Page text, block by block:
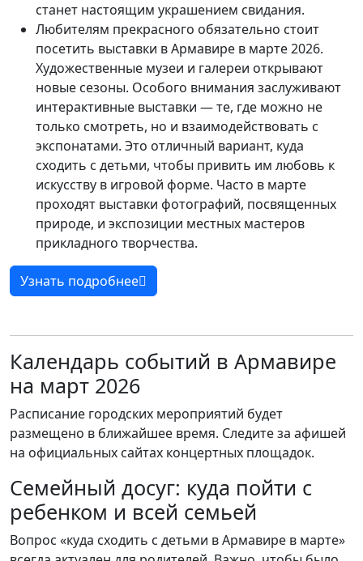
станет настоящим украшением свидания.
Любителям прекрасного обязательно стоит
посетить выставки в Армавире в марте 2026.
Художественные музеи и галереи открывают
новые сезоны. Особого внимания заслуживают
интерактивные выставки — те, где можно не
только смотреть, но и взаимодействовать с
экспонатами. Это отличный вариант, куда
сходить с детьми, чтобы привить им любовь к
искусству в игровой форме. Часто в марте
проходят выставки фотографий, посвященных
природе, и экспозиции местных мастеров
прикладного творчества.
Узнать подробнее
Календарь событий в Армавире
на март 2026
Расписание городских мероприятий будет
размещено в ближайшее время. Следите за афишей
на официальных сайтах концертных площадок.
Семейный досуг: куда пойти с
ребенком и всей семьей
Вопрос «куда сходить с детьми в Армавире в марте»